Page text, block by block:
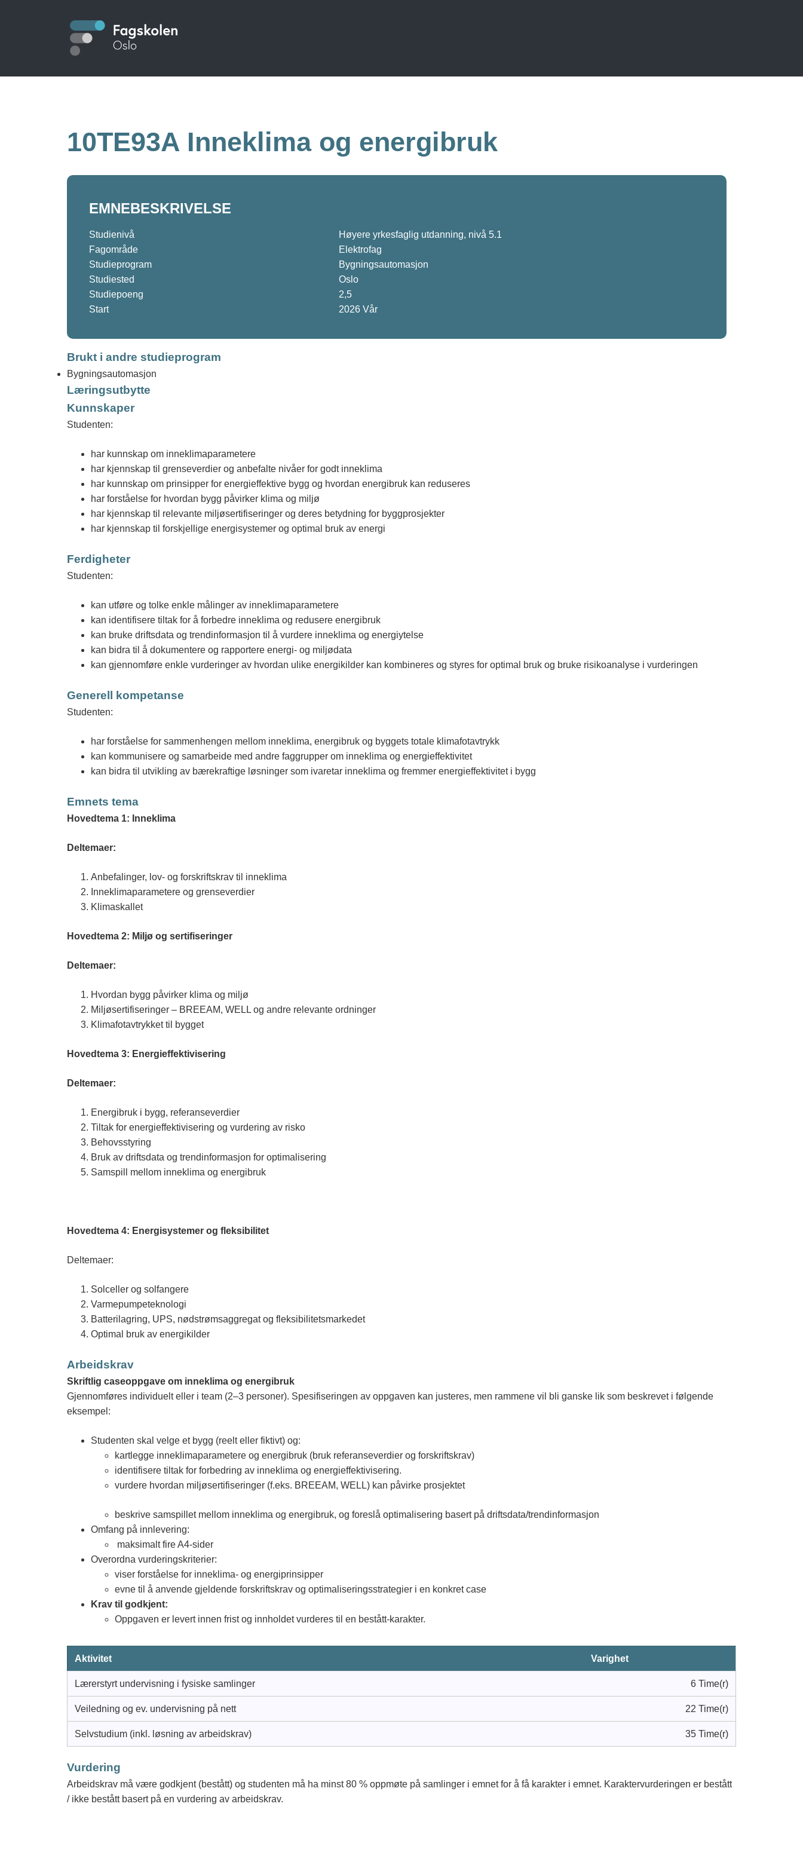
S
t
d
i
a
l
o
g
O
s
l
10TE93A Inneklima og energibruk
EMNEBESKRIVELSE
Studienivå
Høyere yrkesfaglig utdanning, nivå 5.1
Fagområde
Elektrofag
Studieprogram
Bygningsautomasjon
Studiested
Oslo
Studiepoeng
2,5
Start
2026 Vår
Brukt i andre studieprogram
Bygningsautomasjon
Læringsutbytte
Kunnskaper
Studenten:
har kunnskap om inneklimaparametere
har kjennskap til grenseverdier og anbefalte nivåer for godt inneklima
har kunnskap om prinsipper for energieffektive bygg og hvordan energibruk kan reduseres
har forståelse for hvordan bygg påvirker klima og miljø
har kjennskap til relevante miljøsertifiseringer og deres betydning for byggprosjekter
har kjennskap til forskjellige energisystemer og optimal bruk av energi
Ferdigheter
Studenten:
kan utføre og tolke enkle målinger av inneklimaparametere
kan identifisere tiltak for å forbedre inneklima og redusere energibruk
kan bruke driftsdata og trendinformasjon til å vurdere inneklima og energiytelse
kan bidra til å dokumentere og rapportere energi- og miljødata
kan gjennomføre enkle vurderinger av hvordan ulike energikilder kan kombineres og styres for optimal bruk og bruke risikoanalyse i vurderingen
Generell kompetanse
Studenten:
har forståelse for sammenhengen mellom inneklima, energibruk og byggets totale klimafotavtrykk
kan kommunisere og samarbeide med andre faggrupper om inneklima og energieffektivitet
kan bidra til utvikling av bærekraftige løsninger som ivaretar inneklima og fremmer energieffektivitet i bygg
Emnets tema
Hovedtema 1: Inneklima
Deltemaer:
Anbefalinger, lov- og forskriftskrav til inneklima
Inneklimaparametere og grenseverdier
Klimaskallet
Hovedtema 2: Miljø og sertifiseringer
Deltemaer:
Hvordan bygg påvirker klima og miljø
Miljøsertifiseringer – BREEAM, WELL og andre relevante ordninger
Klimafotavtrykket til bygget
Hovedtema 3: Energieffektivisering
Deltemaer:
Energibruk i bygg, referanseverdier
Tiltak for energieffektivisering og vurdering av risko
Behovsstyring
Bruk av driftsdata og trendinformasjon for optimalisering
Samspill mellom inneklima og energibruk
Hovedtema 4: Energisystemer og fleksibilitet
Deltemaer:
Solceller og solfangere
Varmepumpeteknologi
Batterilagring, UPS, nødstrømsaggregat og fleksibilitetsmarkedet
Optimal bruk av energikilder
Arbeidskrav
Skriftlig caseoppgave om inneklima og energibruk
Gjennomføres individuelt eller i team (2–3 personer). Spesifiseringen av oppgaven kan justeres, men rammene vil bli ganske lik som beskrevet i følgende
eksempel:
Studenten skal velge et bygg (reelt eller fiktivt) og:
kartlegge inneklimaparametere og energibruk (bruk referanseverdier og forskriftskrav)
identifisere tiltak for forbedring av inneklima og energieffektivisering.
vurdere hvordan miljøsertifiseringer (f.eks. BREEAM, WELL) kan påvirke prosjektet
beskrive samspillet mellom inneklima og energibruk, og foreslå optimalisering basert på driftsdata/trendinformasjon
Omfang på innlevering:
maksimalt fire A4-sider
Overordna vurderingskriterier:
viser forståelse for inneklima- og energiprinsipper
evne til å anvende gjeldende forskriftskrav og optimaliseringsstrategier i en konkret case
Krav til godkjent:
Oppgaven er levert innen frist og innholdet vurderes til en bestått-karakter.
Aktivitet Varighet
Lærerstyrt undervisning i fysiske samlinger 6 Time(r)
Veiledning og ev. undervisning på nett 22 Time(r)
Selvstudium (inkl. løsning av arbeidskrav) 35 Time(r)
Vurdering
Arbeidskrav må være godkjent (bestått) og studenten må ha minst 80 % oppmøte på samlinger i emnet for å få karakter i emnet. Karaktervurderingen er bestått
/ ikke bestått basert på en vurdering av arbeidskrav.